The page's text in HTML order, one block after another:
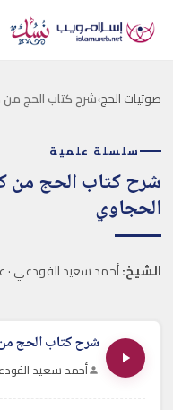
صوتيات الحج›شرح كتاب الحج من
سلسلة علمية
شرح كتاب الحج من
الحجاوي
الشيخ:أحمد سعيد الفودعي ·
أحمد سعيد